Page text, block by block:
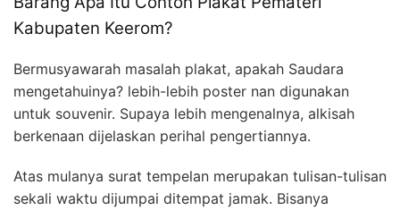
Kabupaten Keerom?
Bermusyawarah masalah plakat, apakah Saudara
mengetahuinya? lebih-lebih poster nan digunakan
untuk souvenir. Supaya lebih mengenalnya, alkisah
berkenaan dijelaskan perihal pengertiannya.
Atas mulanya surat tempelan merupakan tulisan-tulisan
sekali waktu dijumpai ditempat jamak. Bisanya